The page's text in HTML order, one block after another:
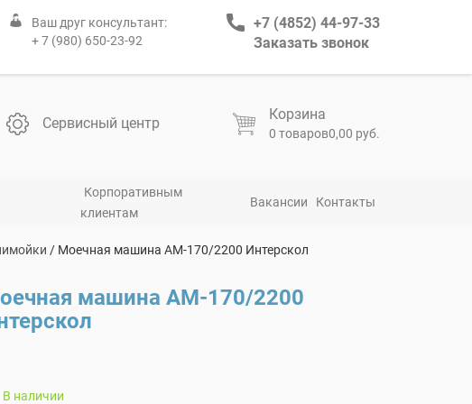
Ваш друг консультант:
+ 7 (980) 650-23-92
+7 (4852) 44-97-33
Заказать звонок
Сервисный центр
Корзина
0 товаров0,00 руб.
Корпоративным
клиентам
Вакансии Контакты
/ Моечная машина АМ-170/2200 Интерскол
машина АМ-170/2200
В наличии